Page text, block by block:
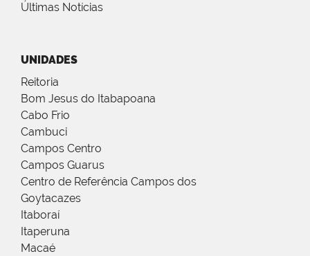
Últimas Notícias
UNIDADES
Reitoria
Bom Jesus do Itabapoana
Cabo Frio
Cambuci
Campos Centro
Campos Guarus
Centro de Referência Campos dos
Goytacazes
Itaboraí
Itaperuna
Macaé